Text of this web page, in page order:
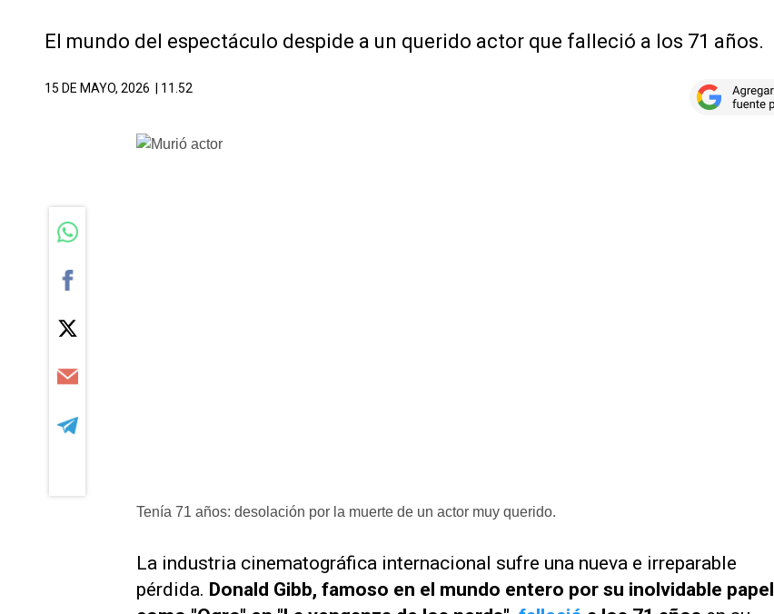
El mundo del espectáculo despide a un querido actor que falleció a los 71 años.
15 DE MAYO, 2026 | 11.52
Tenía 71 años: desolación por la muerte de un actor muy querido.
La industria cinematográfica internacional sufre una nueva e irreparable
pérdida. Donald Gibb, famoso en el mundo entero por su inolvidable papel